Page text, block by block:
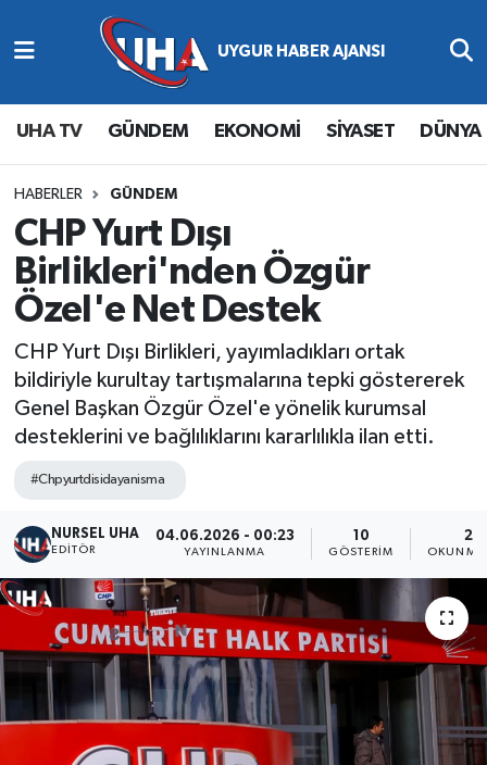
UHA TV GÜNDEM EKONOMİ SİYASET DÜNYA
HABERLER GÜNDEM
CHP Yurt Dışı
Birlikleri'nden Özgür
Özel'e Net Destek
CHP Yurt Dışı Birlikleri, yayımladıkları ortak
bildiriyle kurultay tartışmalarına tepki göstererek
Genel Başkan Özgür Özel'e yönelik kurumsal
desteklerini ve bağlılıklarını kararlılıkla ilan etti.
#Chpyurtdisidayanisma
NURSEL UHA
EDITÖR
04.06.2026 - 00:23
YAYINLANMA
10
GÖSTERIM
2
OKUNMA
Abone Ol
Gündem
Ekonomi
Magazin
Siyaset
Spor
Yaşam
Nöbetçi Eczaneler
Hava Durumu
Namaz Vakitleri
Trafik Durumu
Süper Lig Puan Durumu ve Fikstür
Tüm Manşetler
Son Dakika Haberleri
Haber Arşivi